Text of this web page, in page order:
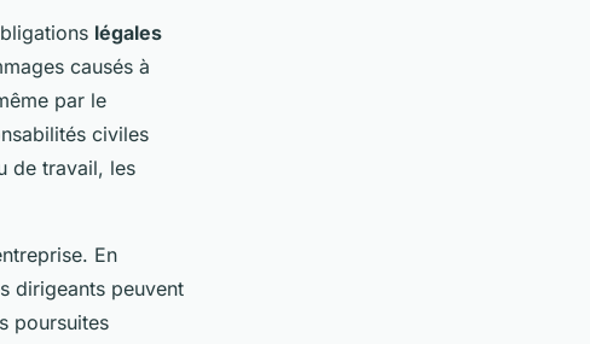
légales
causés à
par le
civiles
de travail, les
En
dirigeants peuvent
poursuites